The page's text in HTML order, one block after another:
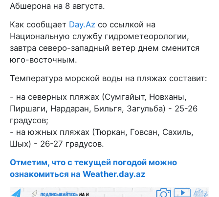
Абшерона на 8 августа.
Как сообщает Day.Az со ссылкой на
Национальную службу гидрометеорологии,
завтра северо-западный ветер днем сменится
юго-восточным.
Температура морской воды на пляжах составит:
- на северных пляжах (Сумгайыт, Новханы,
Пиршаги, Нардаран, Бильгя, Загульба) - 25-26
градусов;
- на южных пляжах (Тюркан, Говсан, Сахиль,
Шых) - 26-27 градусов.
Отметим, что с текущей погодой можно
ознакомиться на Weather.day.az